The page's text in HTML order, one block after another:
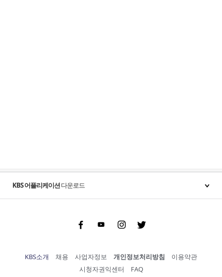
KBS 어플리케이션다운로드
FacebookYoutubeInstgram Twitter
KBS소개 채용 사업자정보 개인정보처리방침
이용약관
시청자권익센터
FAQ